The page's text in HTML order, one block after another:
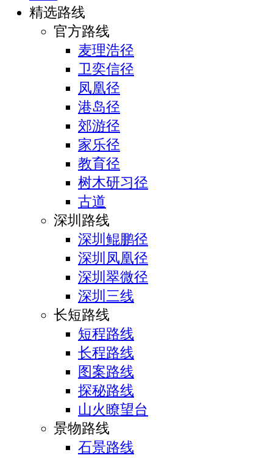
精选路线
官方路线
麦理浩径
卫奕信径
凤凰径
港岛径
郊游径
家乐径
教育径
树木研习径
古道
深圳路线
深圳鲲鹏径
深圳凤凰径
深圳翠微径
深圳三线
长短路线
短程路线
长程路线
图案路线
探秘路线
山火瞭望台
景物路线
石景路线